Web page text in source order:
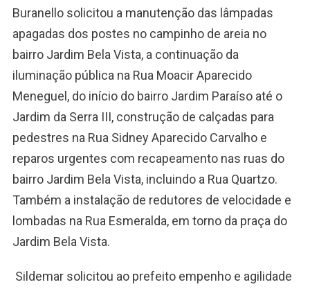
Buranello solicitou a manutenção das lâmpadas
apagadas dos postes no campinho de areia no
bairro Jardim Bela Vista, a continuação da
iluminação pública na Rua Moacir Aparecido
Meneguel, do início do bairro Jardim Paraíso até o
Jardim da Serra III, construção de calçadas para
pedestres na Rua Sidney Aparecido Carvalho e
reparos urgentes com recapeamento nas ruas do
bairro Jardim Bela Vista, incluindo a Rua Quartzo.
Também a instalação de redutores de velocidade e
lombadas na Rua Esmeralda, em torno da praça do
Jardim Bela Vista.
Sildemar solicitou ao prefeito empenho e agilidade